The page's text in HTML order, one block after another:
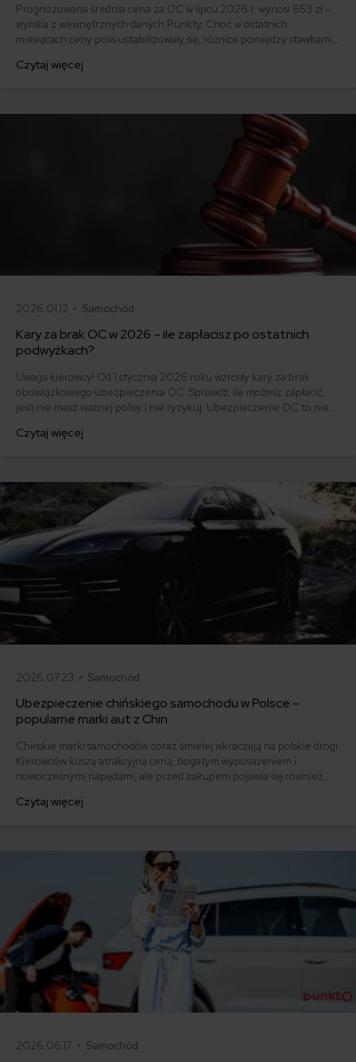
Prognozowana średnia cena za OC w lipcu 2026 r. wynosi 653 zł –
wynika z wewnętrznych danych Punkty. Choć w ostatnich
miesiącach ceny polis ustabilizowały się, różnice pomiędzy stawkami
500 zł, inni – więcej niż 1500 zł. Gdzie znaleźć najtańsze OC w
Czytaj więcej
2026.01.12 • Samochód
Kary za brak OC w 2026 – ile zapłacisz po ostatnich
podwyżkach?
Uwaga kierowcy! Od 1 stycznia 2026 roku wzrosły kary za brak
obowiązkowego ubezpieczenia OC. Sprawdź, ile możesz zapłacić,
jeśli nie masz ważnej polisy i nie ryzykuj. Ubezpieczenie OC to nie
ruchu drogowego.
Czytaj więcej
2026.07.23 • Samochód
Ubezpieczenie chińskiego samochodu w Polsce –
popularne marki aut z Chin
Chińskie marki samochodów coraz śmielej wkraczają na polskie drogi.
Kierowców kuszą atrakcyjną ceną, bogatym wyposażeniem i
nowoczesnymi napędami, ale przed zakupem pojawia się również
komunikacyjne dla marek takich jak MG, BYD, Omoda, Jaecoo i BAIC
Czytaj więcej
2026.06.17 • Samochód